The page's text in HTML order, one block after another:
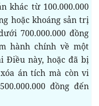
khác từ 100.000.000
hoặc khoáng sản trị
700.000.000 đồng
hành chính về một
Điều này, hoặc đã bị
án tích mà còn vi
đồng đến